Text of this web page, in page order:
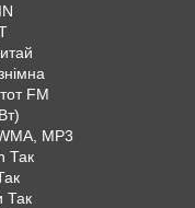
FM
MP3
Так
Так